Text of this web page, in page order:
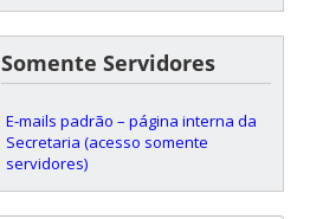
Somente Servidores
E-mails padrão – página interna da
Secretaria (acesso somente
servidores)